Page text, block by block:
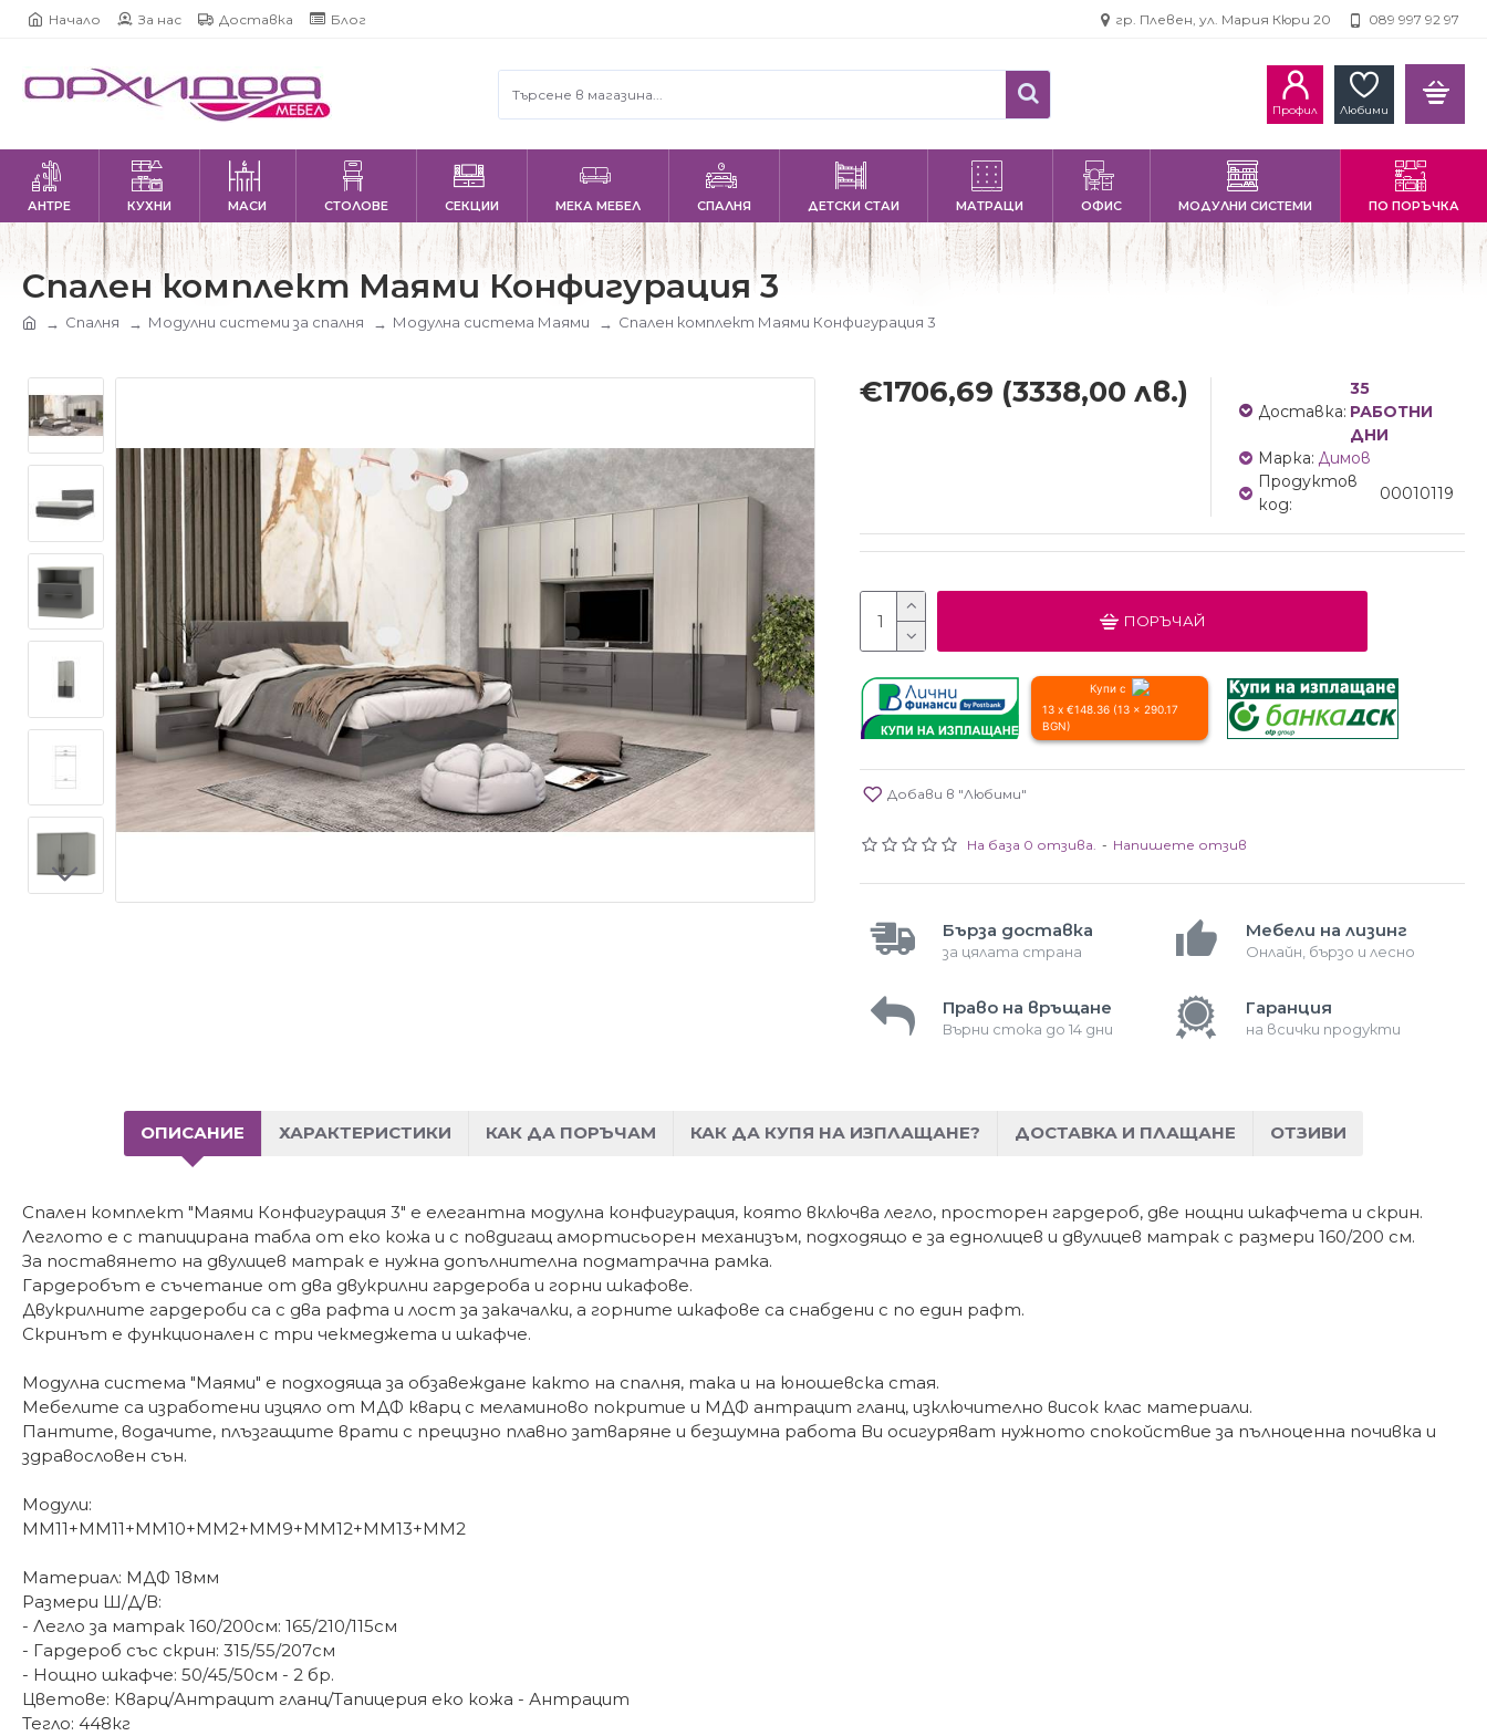
Начало За нас Доставка Блог гр. Плевен, ул. Мария Кюри 20 089 997 92 97
Профил Любими
АНТРЕ КУХНИ МАСИ СТОЛОВЕ СЕКЦИИ МЕКА МЕБЕЛ СПАЛНЯ ДЕТСКИ СТАИ МАТРАЦИ ОФИС МОДУЛНИ СИСТЕМИ ПО ПОРЪЧКА
Спалня Модулни системи за спалня Модулна система Маями Спален комплект Маями Конфигурация 3
Спален комплект Маями Конфигурация 3
На база 0 отзива. - Напишете отзив
€1706,69 (3338,00 лв.)
Доставка:
35
РАБОТНИ
ДНИ
Марка: Димов
Продуктов
код:
00010119
ПОРЪЧАЙ
Купи с
13 x €148.36 (13 x 290.17
BGN)
Добави в "Любими"
Бърза доставка
за цялата страна
Мебели на лизинг
Онлайн, бързо и лесно
Право на връщане
Върни стока до 14 дни
Гаранция
на всички продукти
ОПИСАНИЕ ХАРАКТЕРИСТИКИ КАК ДА ПОРЪЧАМ КАК ДА КУПЯ НА ИЗПЛАЩАНЕ? ДОСТАВКА И ПЛАЩАНЕ ОТЗИВИ
Спален комплект "Маями Конфигурация 3" е елегантна модулна конфигурация, която включва легло, просторен гардероб, две нощни шкафчета и скрин.
Леглото е с тапицирана табла от еко кожа и с повдигащ амортисьорен механизъм, подходящо е за еднолицев и двулицев матрак с размери 160/200 см.
За поставянето на двулицев матрак е нужна допълнителна подматрачна рамка.
Гардеробът е съчетание от два двукрилни гардероба и горни шкафове.
Двукрилните гардероби са с два рафта и лост за закачалки, а горните шкафове са снабдени с по един рафт.
Скринът е функционален с три чекмеджета и шкафче.
Модулна система "Маями" е подходяща за обзавеждане както на спалня, така и на юношевска стая.
Мебелите са изработени изцяло от МДФ кварц с меламиново покритие и МДФ антрацит гланц, изключително висок клас материали.
Пантите, водачите, плъзгащите врати с прецизно плавно затваряне и безшумна работа Ви осигуряват нужното спокойствие за пълноценна почивка и
здравословен сън.
Модули:
ММ11+ММ11+ММ10+ММ2+ММ9+ММ12+ММ13+ММ2
Материал: МДФ 18мм
Размери Ш/Д/В:
- Легло за матрак 160/200см: 165/210/115см
- Гардероб със скрин: 315/55/207см
- Нощно шкафче: 50/45/50см - 2 бр.
Цветове: Кварц/Антрацит гланц/Тапицерия еко кожа - Антрацит
Тегло: 448кг